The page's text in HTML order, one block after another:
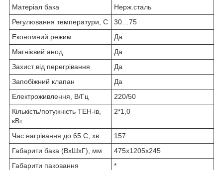
Матеріал бака
Нерж.сталь
Регулювання температури, С
30…75
Економний режим
Да
Магнієвий анод
Да
Захист від перегрівання
Да
Запобіжний клапан
Да
Електроживлення, В/Гц
220/50
Кількість/потужність ТЕН-ів,
кВт
2*1,0
Час нагрівання до 65 С, хв
157
Габарити бака (ВхШхГ), мм
475х1205х245
Габарити паковання
*